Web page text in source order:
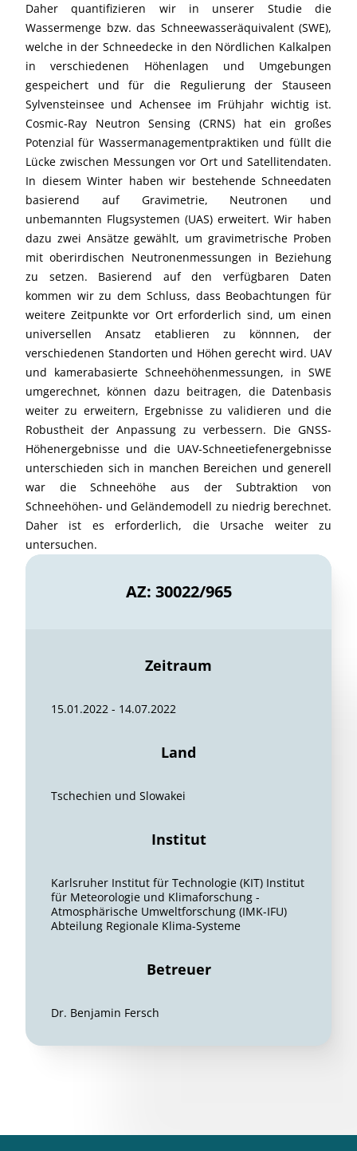
Daher quantifizieren wir in unserer Studie die
Wassermenge bzw. das Schneewasseräquivalent (SWE),
welche in der Schneedecke in den Nördlichen Kalkalpen
in verschiedenen Höhenlagen und Umgebungen
gespeichert und für die Regulierung der Stauseen
Sylvensteinsee und Achensee im Frühjahr wichtig ist.
Cosmic-Ray Neutron Sensing (CRNS) hat ein großes
Potenzial für Wassermanagementpraktiken und füllt die
Lücke zwischen Messungen vor Ort und Satellitendaten.
In diesem Winter haben wir bestehende Schneedaten
basierend auf Gravimetrie, Neutronen und
unbemannten Flugsystemen (UAS) erweitert. Wir haben
dazu zwei Ansätze gewählt, um gravimetrische Proben
mit oberirdischen Neutronenmessungen in Beziehung
zu setzen. Basierend auf den verfügbaren Daten
kommen wir zu dem Schluss, dass Beobachtungen für
weitere Zeitpunkte vor Ort erforderlich sind, um einen
universellen Ansatz etablieren zu könnnen, der
verschiedenen Standorten und Höhen gerecht wird. UAV
und kamerabasierte Schneehöhenmessungen, in SWE
umgerechnet, können dazu beitragen, die Datenbasis
weiter zu erweitern, Ergebnisse zu validieren und die
Robustheit der Anpassung zu verbessern. Die GNSS-
Höhenergebnisse und die UAV-Schneetiefenergebnisse
unterschieden sich in manchen Bereichen und generell
war die Schneehöhe aus der Subtraktion von
Schneehöhen- und Geländemodell zu niedrig berechnet.
Daher ist es erforderlich, die Ursache weiter zu
untersuchen.
AZ: 30022/965
Zeitraum
15.01.2022 - 14.07.2022
Land
Tschechien und Slowakei
Institut
Karlsruher Institut für Technologie (KIT) Institut
für Meteorologie und Klimaforschung -
Atmosphärische Umweltforschung (IMK-IFU)
Abteilung Regionale Klima-Systeme
Betreuer
Dr. Benjamin Fersch